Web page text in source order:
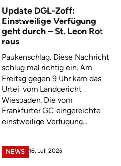
Update DGL-Zoff:
Einstweilige Verfügung
geht durch – St. Leon Rot
raus
Paukenschlag. Diese Nachricht
schlug mal richtig ein. Am
Freitag gegen 9 Uhr kam das
Urteil vom Landgericht
Wiesbaden. Die vom
Frankfurter GC eingereichte
einstweilige Verfügung...
NEWS 16. Juli 2026